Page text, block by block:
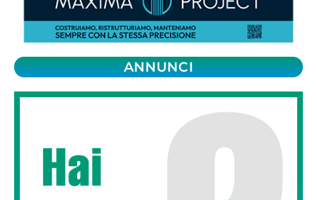
ANNUNCI